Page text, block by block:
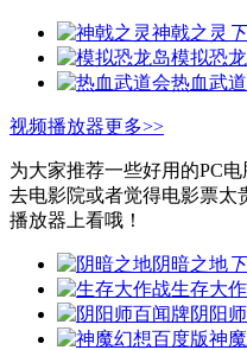
神戟之灵
模拟恐
热血武
视频播放器更多>>
为大家推荐一些好用的PC
去电影院或者觉得电影票太
播放器上看哦！
阴暗之地
生存大
阴阳
神